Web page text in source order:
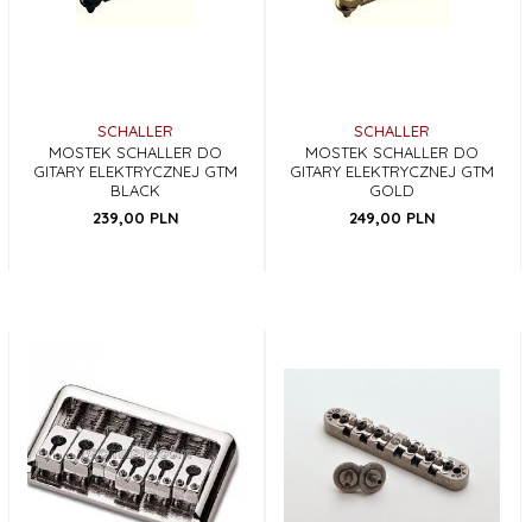
SCHALLER
MOSTEK SCHALLER DO
GITARY ELEKTRYCZNEJ GTM
BLACK
239,00 PLN
SCHALLER
MOSTEK SCHALLER DO
GITARY ELEKTRYCZNEJ GTM
GOLD
249,00 PLN